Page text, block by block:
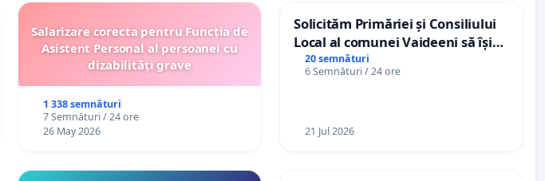
Salarizare corecta pentru Funcția de
Asistent Personal al persoanei cu
dizabilități grave
1 338 semnături
7 Semnături / 24 ore
26 May 2026
Solicităm Primăriei și Consiliului
Local al comunei Vaideeni să își
exercite efectiv atribuțiile legale
și să reprezinte interesele
20 semnături
6 Semnături / 24 ore
21 Jul 2026